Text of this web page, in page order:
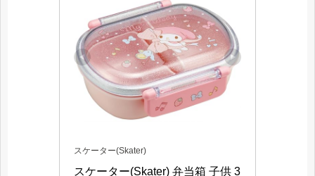
スケーター(Skater)
スケーター(Skater) 弁当箱 子供 3